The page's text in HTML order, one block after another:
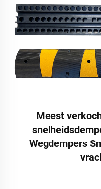
Meest
Wegdempers